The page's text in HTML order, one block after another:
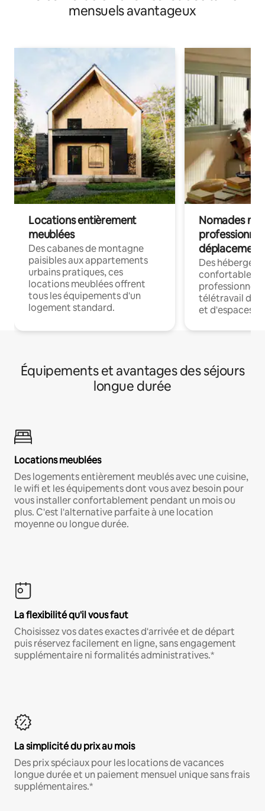
mensuels avantageux
Locations entièrement
meublées
Des cabanes de montagne
paisibles aux appartements
urbains pratiques, ces
locations meublées offrent
tous les équipements d'un
logement standard.
Nomades
déplacement
Des
confortables
professionnels
télétravail
et d'espaces
Équipements et avantages des séjours
longue durée
Locations meublées
Des logements entièrement meublés avec une cuisine,
le wifi et les équipements dont vous avez besoin pour
vous installer confortablement pendant un mois ou
plus. C'est l'alternative parfaite à une location
moyenne ou longue durée.
La flexibilité qu'il vous faut
Choisissez vos dates exactes d'arrivée et de départ
puis réservez facilement en ligne, sans engagement
supplémentaire ni formalités administratives.*
La simplicité du prix au mois
Des prix spéciaux pour les locations de vacances
longue durée et un paiement mensuel unique sans frais
supplémentaires.*